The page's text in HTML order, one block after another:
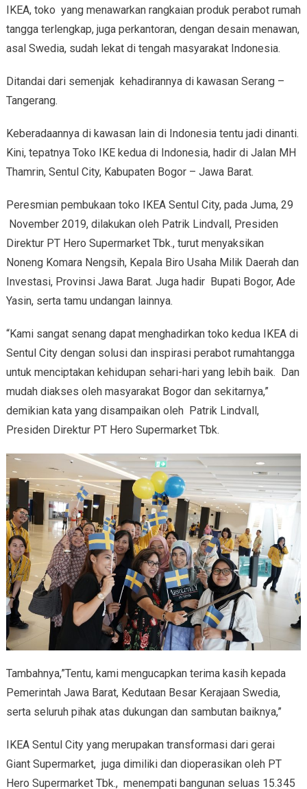
IKEA, toko yang menawarkan rangkaian produk perabot rumah
tangga terlengkap, juga perkantoran, dengan desain menawan,
asal Swedia, sudah lekat di tengah masyarakat Indonesia.
Ditandai dari semenjak kehadirannya di kawasan Serang –
Tangerang.
Keberadaannya di kawasan lain di Indonesia tentu jadi dinanti.
Kini, tepatnya Toko IKE kedua di Indonesia, hadir di Jalan MH
Thamrin, Sentul City, Kabupaten Bogor – Jawa Barat.
Peresmian pembukaan toko IKEA Sentul City, pada Juma, 29
November 2019, dilakukan oleh Patrik Lindvall, Presiden
Direktur PT Hero Supermarket Tbk., turut menyaksikan
Noneng Komara Nengsih, Kepala Biro Usaha Milik Daerah dan
Investasi, Provinsi Jawa Barat. Juga hadir Bupati Bogor, Ade
Yasin, serta tamu undangan lainnya.
“Kami sangat senang dapat menghadirkan toko kedua IKEA di
Sentul City dengan solusi dan inspirasi perabot rumahtangga
untuk menciptakan kehidupan sehari-hari yang lebih baik. Dan
mudah diakses oleh masyarakat Bogor dan sekitarnya,”
demikian kata yang disampaikan oleh Patrik Lindvall,
Presiden Direktur PT Hero Supermarket Tbk.
Tambahnya,”Tentu, kami mengucapkan terima kasih kepada
Pemerintah Jawa Barat, Kedutaan Besar Kerajaan Swedia,
serta seluruh pihak atas dukungan dan sambutan baiknya,”
IKEA Sentul City yang merupakan transformasi dari gerai
Giant Supermarket, juga dimiliki dan dioperasikan oleh PT
Hero Supermarket Tbk., menempati bangunan seluas 15.345